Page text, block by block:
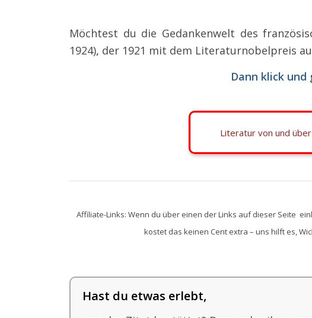
Möchtest du die Gedankenwelt des
1924), der 1921 mit dem Literaturnobelpreis
Dann klick und
Literatur von und
Affiliate-Links: Wenn du über einen der Links auf dieser Seite
kostet das keinen Cent extra – uns hilft es,
Hast du etwas erlebt,